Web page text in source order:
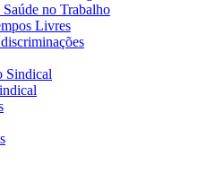
Saúde no Trabalho
Livres
Sindical